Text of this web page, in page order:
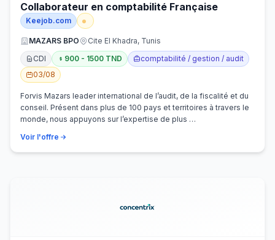
Collaborateur en comptabilité Française
Keejob.com
MAZARS BPO
Cite El Khadra, Tunis
CDI
900 - 1500 TND
comptabilité / gestion / audit
03/08
Forvis Mazars leader international de l’audit, de la fiscalité et du
conseil. Présent dans plus de 100 pays et territoires à travers le
monde, nous appuyons sur l’expertise de plus …
Voir l'offre